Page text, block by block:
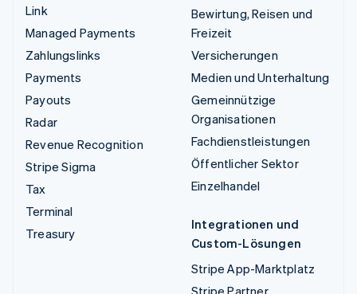
Link
Managed Payments
Zahlungslinks
Payments
Payouts
Radar
Revenue Recognition
Stripe Sigma
Tax
Terminal
Treasury
Bewirtung, Reisen und
Freizeit
Versicherungen
Medien und Unterhaltung
Gemeinnützige
Organisationen
Fachdienstleistungen
Öffentlicher Sektor
Einzelhandel
Integrationen und
Custom-Lösungen
Stripe App-Marktplatz
Stripe Partner